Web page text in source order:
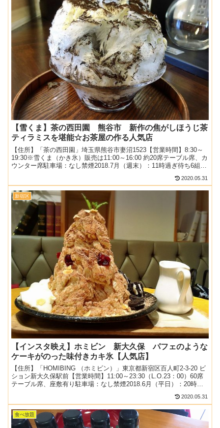
【雪くま】茶の西田園 熊谷市 新作の焦がしほうじ茶
ティラミスを堪能☆お茶屋の作る人気店
【住所】「茶の西田園」埼玉県熊谷市妻沼1523【営業時間】8:30～
19:30※雪くま（かき氷）販売は11:00～16:00 約20席テーブル席、カ
ウンター席駐車場：なし禁煙2018.7月（週末）：11時過ぎ待ち6組関
2020.05.31
新宿区
【インスタ映え】ホミビン 新大久保 パフェのような
ケーキがのった味付きカキ氷【人気店】
【住所】「HOMIBING （ホミビン）」東京都新宿区百人町2-3-20 ビ
ション新大久保駅前【営業時間】11:00～23:30（L.O.23：00）60席
テーブル席、座敷有り駐車場：なし禁煙2018.6月（平日）：20時過
2020.05.31
食べ放題